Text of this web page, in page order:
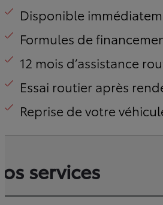
Disponible
Formules de
12 mois d’assistance
Essai routier après
Reprise de votre
services